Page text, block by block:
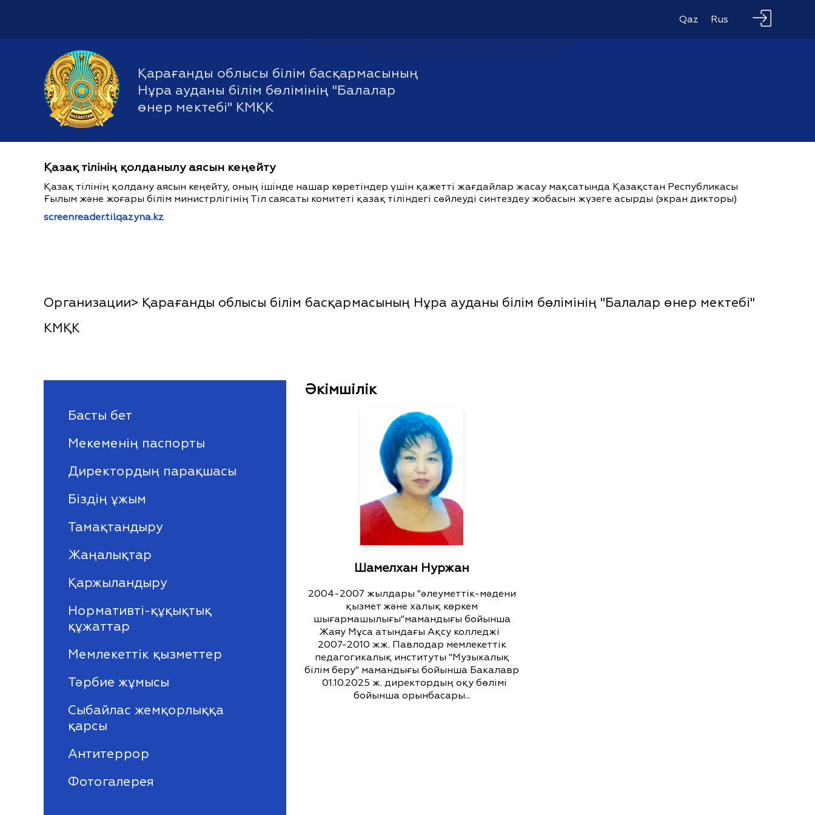
Qaz Rus
Қарағанды облысы білім басқармасының
Нұра ауданы білім бөлімінің "Балалар
өнер мектебі" КМҚК
Қазақ тілінің қолданылу аясын кеңейту
Қазақ тілінің қолдану аясын кеңейту, оның ішінде нашар көретіндер үшін қажетті жағдайлар жасау мақсатында Қазақстан Республикасы
Ғылым және жоғары білім министрлігінің Тіл саясаты комитеті қазақ тіліндегі сөйлеуді синтездеу жобасын жүзеге асырды (экран дикторы)
screenreader.tilqazyna.kz
Организации> Қарағанды облысы білім басқармасының Нұра ауданы білім бөлімінің "Балалар өнер мектебі"
КМҚК
Басты бет
Мекеменің паспорты
Директордың парақшасы
Біздің ұжым
Тамақтандыру
Жаңалықтар
Қаржыландыру
Нормативті-құқықтық
құжаттар
Мемлекеттік қызметтер
Тәрбие жұмысы
Сыбайлас жемқорлыққа
қарсы
Антитеррор
Фотогалерея
Әкімшілік
Шамелхан Нуржан
2004-2007 жылдары "әлеуметтік-мәдени
қызмет және халық көркем
шығармашылығы"мамандығы бойынша
Жаяу Мұса атындағы Ақсу колледжі
2007-2010 жж. Павлодар мемлекеттік
педагогикалық институты "Музыкалық
білім беру" мамандығы бойынша Бакалавр
01.10.2025 ж. директордың оқу бөлімі
бойынша орынбасары...